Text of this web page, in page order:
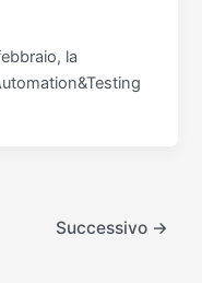
la
Successivo →